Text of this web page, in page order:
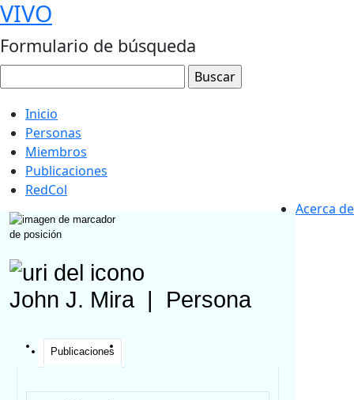
VIVO
Formulario de búsqueda
Inicio
Personas
Miembros
Publicaciones
RedCol
Acerca de
John J. Mira Persona
Publicaciones